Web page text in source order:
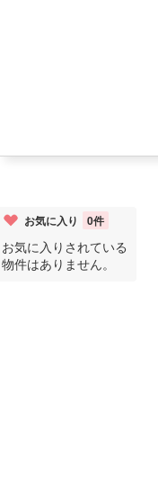
お気に入り 0件
お気に入りされている
物件はありません。